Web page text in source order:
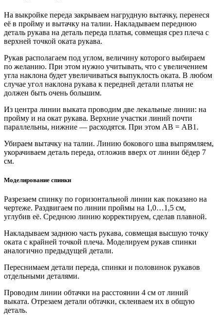
На выкройке переда закрываем нагрудную вытачку, перенеся
её в пройму и вытачку на талии. Накладываем переднюю
деталь рукава на деталь переда платья, совмещая срез плеча с
верхней точкой оката рукава.
Рукав располагаем под углом, величину которого выбираем
по желанию. При этом нужно учитывать, что с увеличением
угла наклона будет увеличиваться выпуклость оката. В любом
случае угол наклона рукава к передней детали платья не
должен быть очень большим.
Из центра линии выката проводим две лекальные линии: на
пройму и на окат рукава. Верхние участки линий почти
параллельны, нижние — расходятся. При этом АВ = АВ1.
Убираем вытачку на талии. Линию бокового шва выпрямляем,
укорачиваем деталь переда, отложив вверх от линии бёдер 7
см.
Моделирование спинки
Разрезаем спинку по горизонтальной линии как показано на
чертеже. Раздвигаем по линии проймы на 1,0…1,5 см,
углубив её. Среднюю линию корректируем, сделав плавной.
Накладываем заднюю часть рукава, совмещая высшую точку
оката с крайней точкой плеча. Моделируем рукав спинки
аналогично предыдущей детали.
Переснимаем детали переда, спинки и половинок рукавов
отдельными деталями.
Проводим линии обтачки на расстоянии 4 см от линий
выката. Отрезаем детали обтачки, склеиваем их в общую
деталь.